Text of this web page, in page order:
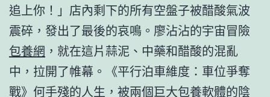
追上你！」店內剩下的所有空盤子被醋酸氣波
震碎，發出了最後的哀鳴。廖沾沾的宇宙冒險
包養網 ，就在這片蒜泥、中藥和醋酸的混亂
中，拉開了帷幕。《平行泊車維度：車位爭奪
戰》何手殘的人生，被兩個巨大包養軟體的陰